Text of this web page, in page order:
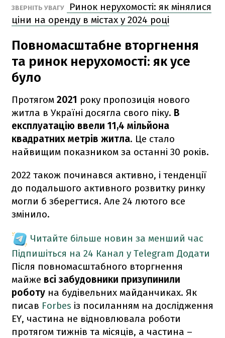
ЗВЕРНІТЬ УВАГУ
Ринок нерухомості: як мінялися
ціни на оренду в містах у 2024 році
Повномасштабне вторгнення
та ринок нерухомості: як усе
було
Протягом 2021 року пропозиція нового
житла в Україні досягла свого піку. В
експлуатацію ввели 11,4 мільйона
квадратних метрів житла. Це стало
найвищим показником за останні 30 років.
2022 також починався активно, і тенденції
до подальшого активного розвитку ринку
могли б зберегтися. Але 24 лютого все
змінило.
Читайте більше новин за менший час
Підпишіться на 24 Канал у Telegram Додати
Після повномасштабного вторгнення
майже всі забудовники призупинили
роботу на будівельних майданчиках. Як
писав Forbes із посиланням на дослідження
EY, частина не відновлювала роботи
протягом тижнів та місяців, а частина –